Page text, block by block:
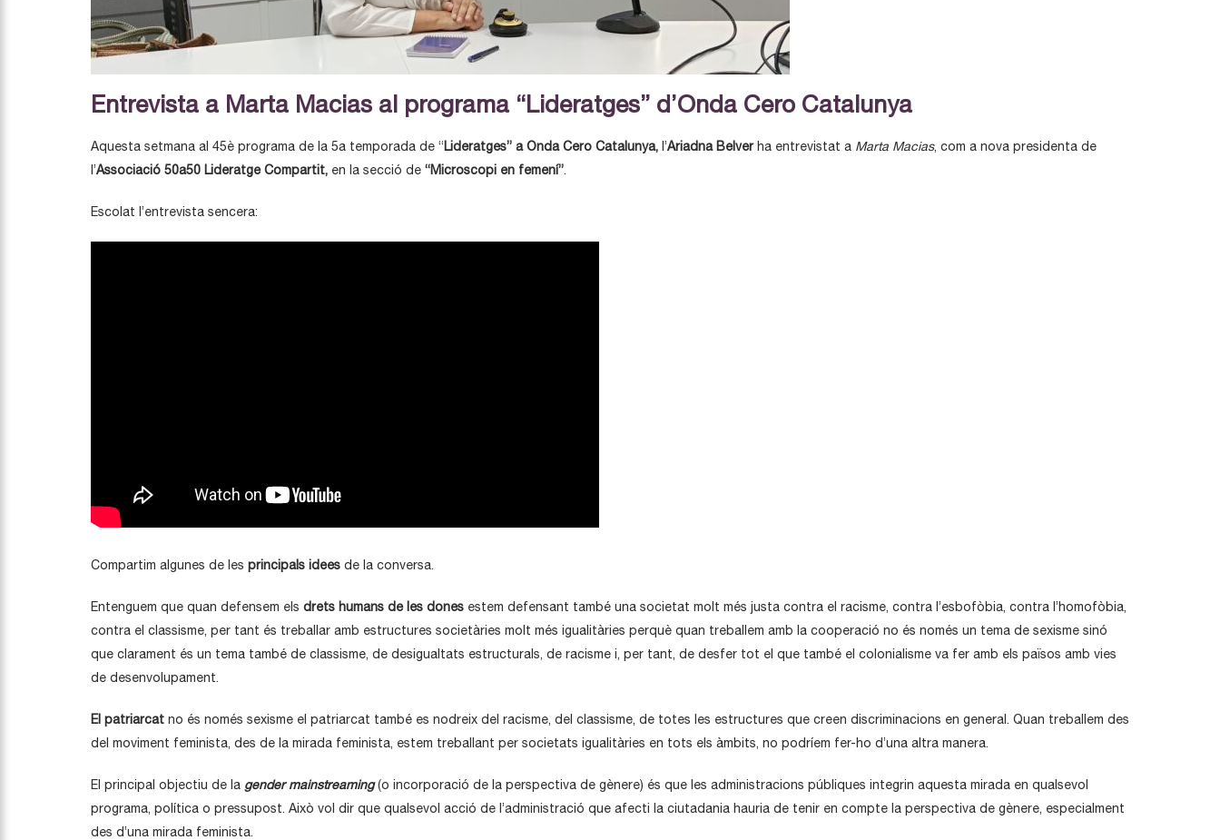
Entrevista a Marta Macias al programa “Lideratges” d’Onda Cero Catalunya
Aquesta setmana al 45è programa de la 5a temporada de “Lideratges” a Onda Cero Catalunya, l’Ariadna Belverha entrevistat a Marta Macias, com a nova presidenta de
l’Associació 50a50 Lideratge Compartit, en la secció de “Microscopi en femení”.
Escolat l’entrevista sencera:
Compartim algunes de les principals idees de la conversa.
Entenguem que quan defensem els drets humans de les dones estem defensant també una societat molt més justa contra el racisme, contra l’esbofòbia, contra l’homofòbia,
contra el classisme, per tant és treballar amb estructures societàries molt més igualitàries perquè quan treballem amb la cooperació no és només un tema de sexisme sinó
que clarament és un tema també de classisme, de desigualtats estructurals, de racisme i, per tant, de desfer tot el que també el colonialisme va fer amb els països amb vies
de desenvolupament.
El patriarcat no és només sexisme el patriarcat també es nodreix del racisme, del classisme, de totes les estructures que creen discriminacions en general. Quan treballem des
del moviment feminista, des de la mirada feminista, estem treballant per societats igualitàries en tots els àmbits, no podríem fer-ho d’una altra manera.
El principal objectiu de la gender mainstreaming(o incorporació de la perspectiva de gènere) és que les administracions públiques integrin aquesta mirada en qualsevol
programa, política o pressupost. Això vol dir que qualsevol acció de l’administració que afecti la ciutadania hauria de tenir en compte la perspectiva de gènere, especialment
des d’una mirada feminista.